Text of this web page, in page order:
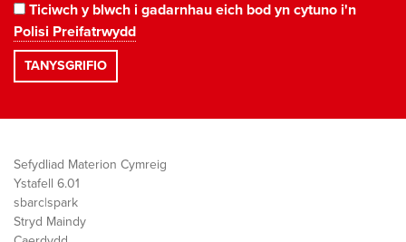
Ticiwch y blwch i gadarnhau eich bod yn cytuno i'n
Polisi Preifatrwydd
Sefydliad Materion Cymreig
Ystafell 6.01
sbarc|spark
Stryd Maindy